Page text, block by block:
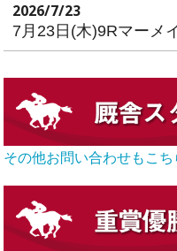
2026/7/23
7月23日(木)9Rマーメ
その他お問い合わせもこち